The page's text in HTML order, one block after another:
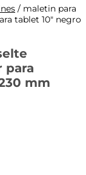
/ maletin para
tablet 10″ negro
para
mm